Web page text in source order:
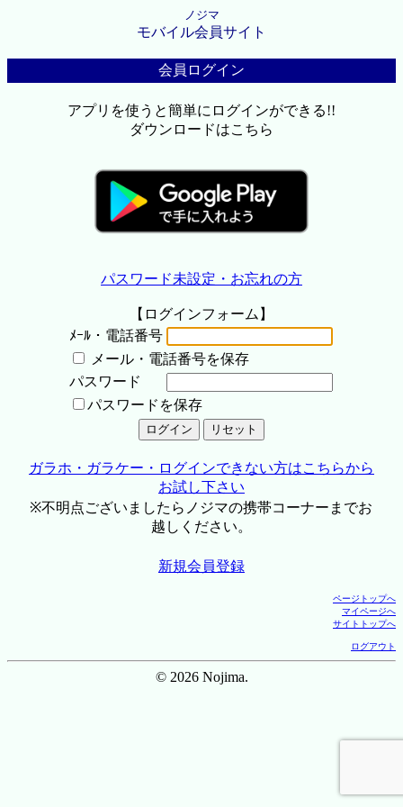
ノジマ
モバイル会員サイト
会員ログイン
アプリを使うと簡単にログインができる!!
ダウンロードはこちら
パスワード未設定・お忘れの方
【ログインフォーム】
ﾒｰﾙ・電話番号
メール・電話番号を保存
パスワード
パスワードを保存
ガラホ・ガラケー・ログインできない方はこちらから
お試し下さい
※不明点ございましたらノジマの携帯コーナーまでお
越しください。
新規会員登録
ページトップへ
マイページへ
サイトトップへ
ログアウト
© 2026 Nojima.